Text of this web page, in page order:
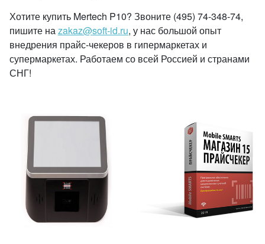
Хотите купить Mertech P10? Звоните (495) 74-348-74,
пишите наzakaz@soft-id.ru, у нас большой опыт
внедрения прайс-чекеров в гипермаркетах и
супермаркетах. Работаем со всей Россией и странами
СНГ!